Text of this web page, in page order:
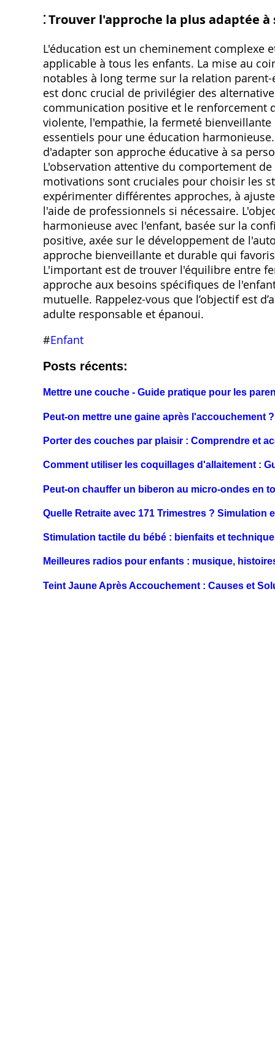
⁚ Trouver l'approche la plus adaptée
L'éducation est un cheminement complexe
applicable à tous les enfants. La mise au
notables à long terme sur la relation
est donc crucial de privilégier des
communication positive et le renforcement
violente, l'empathie, la fermeté
essentiels pour une éducation
d'adapter son approche éducative à sa
L'observation attentive du comportement
motivations sont cruciales pour choisir les
expérimenter différentes approches, à
l'aide de professionnels si nécessaire.
harmonieuse avec l'enfant, basée sur la
positive, axée sur le développement de
approche bienveillante et durable qui
L'important est de trouver l'équilibre entre
approche aux besoins spécifiques de
mutuelle. Rappelez-vous que l’objectif est
adulte responsable et épanoui.
#Enfant
Posts récents:
Mettre une couche - Guide pratique pour les
Peut-on mettre une gaine après l'accouchement
Porter des couches par plaisir : Comprendre et
Comment utiliser les coquillages d'allaitement :
Peut-on chauffer un biberon au micro-ondes en
Quelle Retraite avec 171 Trimestres ? Simulation
Stimulation tactile du bébé : bienfaits et
Meilleures radios pour enfants : musique,
Teint Jaune Après Accouchement : Causes et